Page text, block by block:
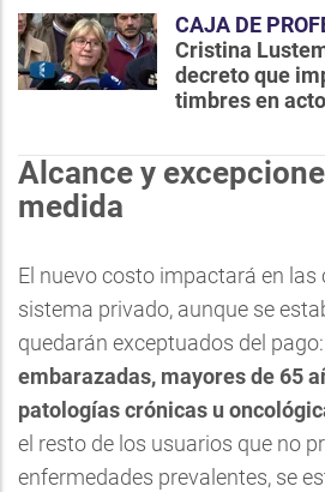
CAJA DE
Cristina
decreto que
timbres en
Alcance y
medida
El nuevo costo impactará en las
sistema privado, aunque se
quedarán exceptuados del pago:
embarazadas, mayores de 65
patologías crónicas u
el resto de los usuarios que no
enfermedades prevalentes, se